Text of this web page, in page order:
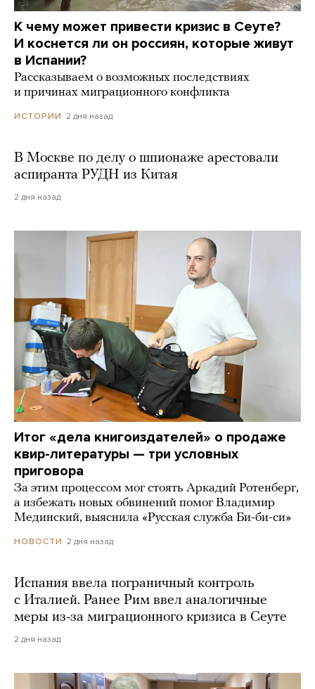
К чему может привести кризис в Сеуте?
И коснется ли он россиян, которые живут
в Испании?
Рассказываем о возможных последствиях
и причинах миграционного конфликта
ИСТОРИИ 2 дня назад
В Москве по делу о шпионаже арестовали
аспиранта РУДН из Китая
2 дня назад
Итог «дела книгоиздателей» о продаже
квир-литературы — три условных
приговора
За этим процессом мог стоять Аркадий Ротенберг,
а избежать новых обвинений помог Владимир
Мединский, выяснила «Русская служба Би-би-си»
НОВОСТИ 2 дня назад
Испания ввела пограничный контроль
с Италией. Ранее Рим ввел аналогичные
меры из-за миграционного кризиса в Сеуте
2 дня назад